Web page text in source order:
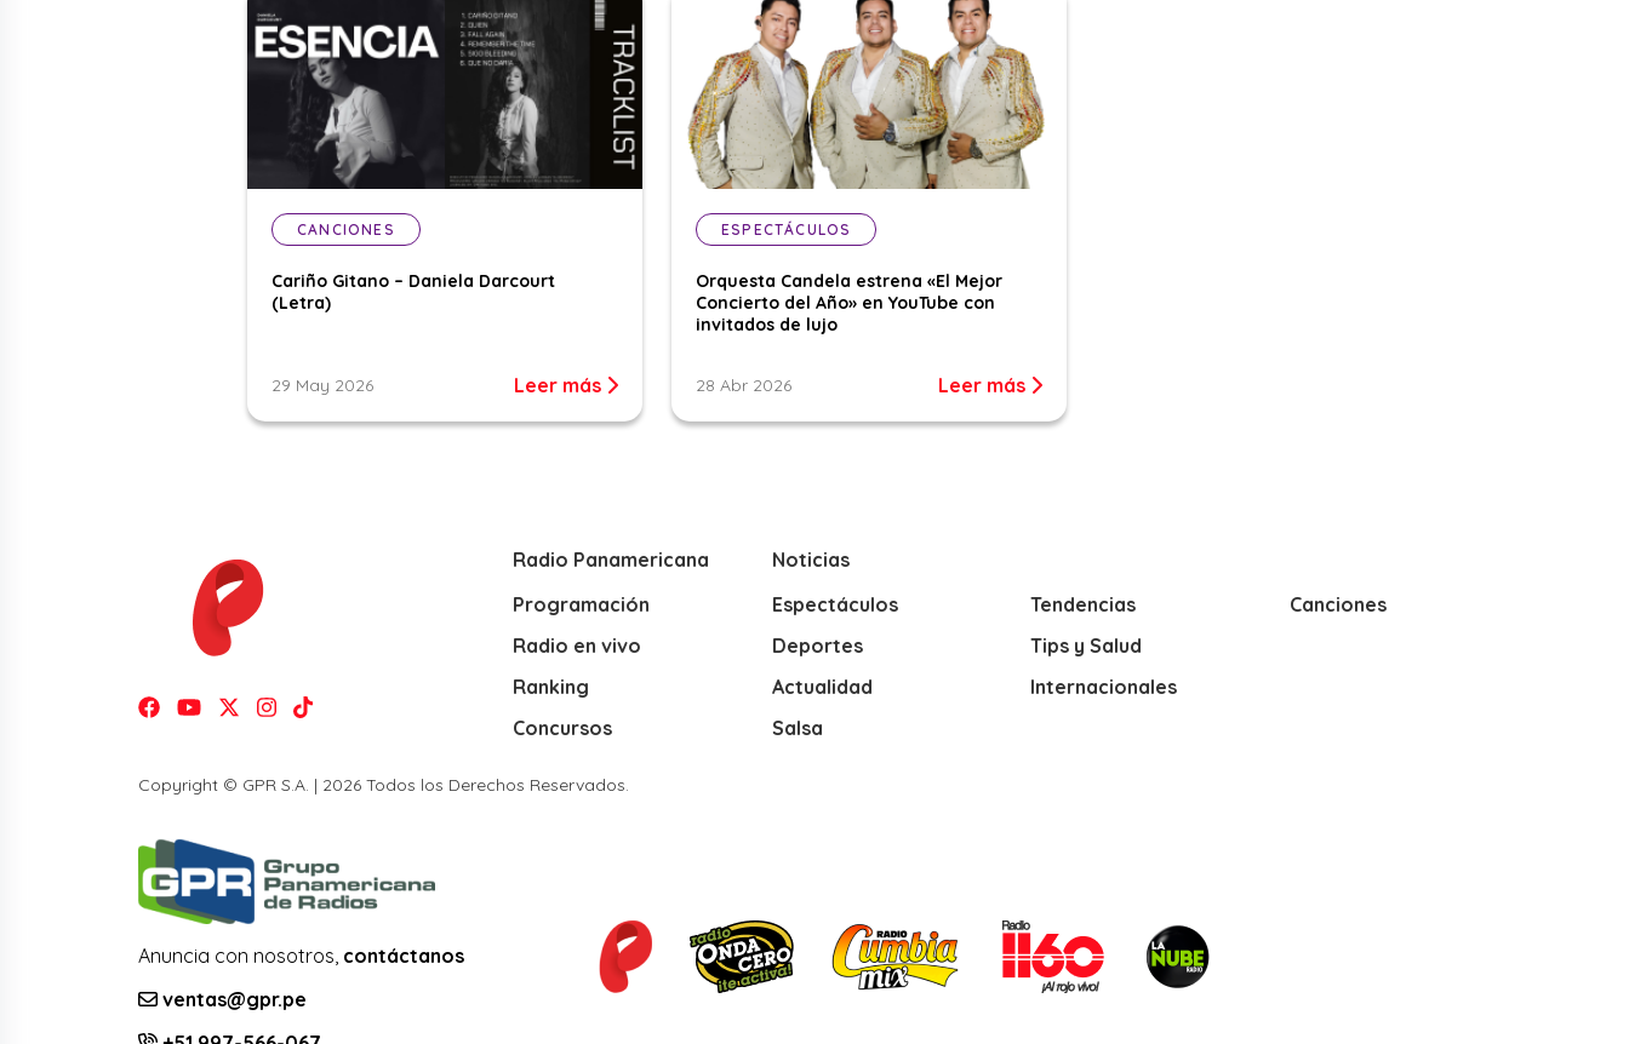
CANCIONES
Cariño Gitano – Daniela Darcourt
(Letra)
29 May 2026 Leer más
ESPECTÁCULOS
Orquesta Candela estrena «El Mejor
Concierto del Año» en YouTube con
invitados de lujo
28 Abr 2026 Leer más
Radio Panamericana
Programación
Radio en vivo
Ranking
Concursos
Noticias
Espectáculos
Deportes
Actualidad
Salsa
Tendencias
Tips y Salud
Internacionales
Canciones
Copyright © GPR S.A. | 2026 Todos los Derechos Reservados.
Anuncia con nosotros, contáctanos
ventas@gpr.pe